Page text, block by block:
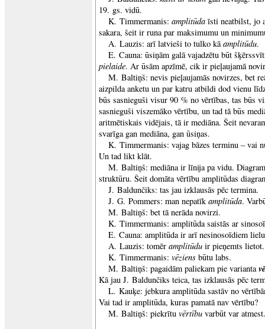
19. gs. vidū.
K. Timmermanis: amplitūdaīsti neatbilst, jo
sakara, šeit ir runa par maksimumu un
A. Lauzis: arī latvieši to tulko kāamplitūdu.
E. Cauna: ūsiņām galā vajadzētu būt
pielaide. Ar ūsām apzīmē, cik ir pieļaujamā
M. Baltiņš: nevis pieļaujamās novirzes, bet
aizpilda anketu un par katru atbildi dod vienu
būs sasnieguši visur 90 % no vērtības, tas būs
sasnieguši viszemāko vērtību, un tad tā būs
aritmētiskais vidējais, tā ir mediāna. Šeit
svarīga gan mediāna, gan ūsiņas.
K. Timmermanis: vajag bāzes terminu – vai
Un tad likt klāt.
M. Baltiņš: mediāna ir līnija pa vidu.
struktūru. Šeit domāta vērtību amplitūdas
J. Baldunčiks: tas jau izklausās pēc termina.
J. G. Pommers: man nepatīk amplitūda.
M. Baltiņš: bet tā nerāda novirzi.
K. Timmermanis: amplitūda saistās ar
E. Cauna: amplitūda ir arī nesinosoīdiem
A. Lauzis: tomēr amplitūdu ir pieņemts
K. Timmermanis: vēziens būtu labs.
M. Baltiņš: pagaidām paliekam pie varianta
Kā jau J. Baldunčiks teica, tas izklausās pēc
L. Kauķe: jebkura amplitūda sastāv no
Vai tad ir amplitūda, kuras pamatā nav vērtību?
M. Baltiņš: piekrītu vērtību varbūt var atmest.